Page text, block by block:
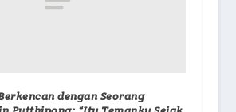
dengan Seorang